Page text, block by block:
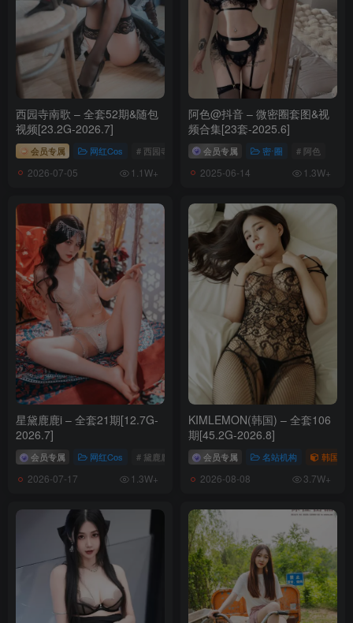
西园寺南歌 – 全套52期&随包
视频[23.2G-2026.7]
会员专属 网红Cos # 西园寺南歌
2026-07-05 1.1W+
阿色@抖音 – 微密圈套图&视
频合集[23套-2025.6]
会员专属 密⋅圈 # 阿色
2025-06-14 1.3W+
星黛鹿鹿i – 全套21期[12.7G-
2026.7]
会员专属 网红Cos # 黛鹿鹿i
2026-07-17 1.3W+
KIMLEMON(韩国) – 全套106
期[45.2G-2026.8]
会员专属 名站机构 韩国（
2026-08-08 3.7W+